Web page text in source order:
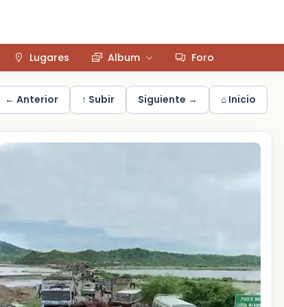
Lugares Album Foro
← Anterior ↑ Subir Siguiente → ⌂ Inicio